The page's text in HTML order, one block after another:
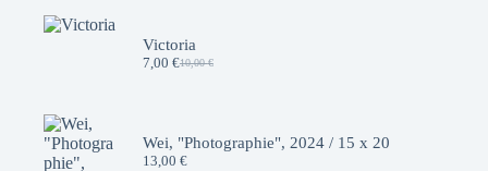
10,00 €.
7,00 €.
Victoria
10,00€
Le
10,00 €.
7,00 €Le
7,00 €.
Wei, "Photographie", 2024 / 15 x 20
13,00 €